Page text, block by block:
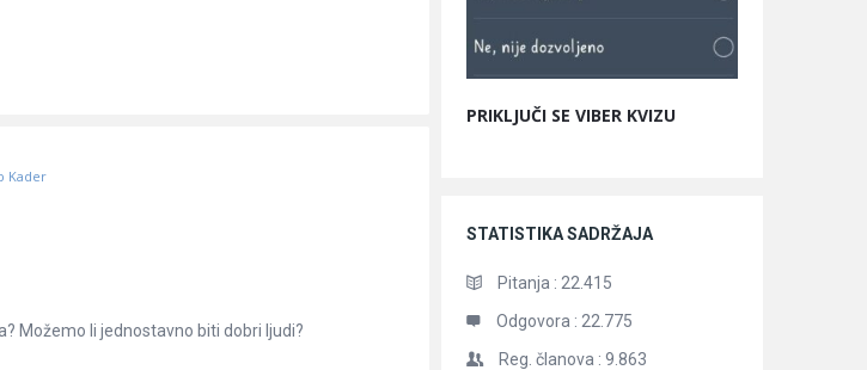
Kader
Možemo li jednostavno biti dobri ljudi?
PRIKLJUČI SE VIBER KVIZU
STATISTIKA SADRŽAJA
Pitanja : 22.415
Odgovora : 22.775
Reg. članova : 9.863